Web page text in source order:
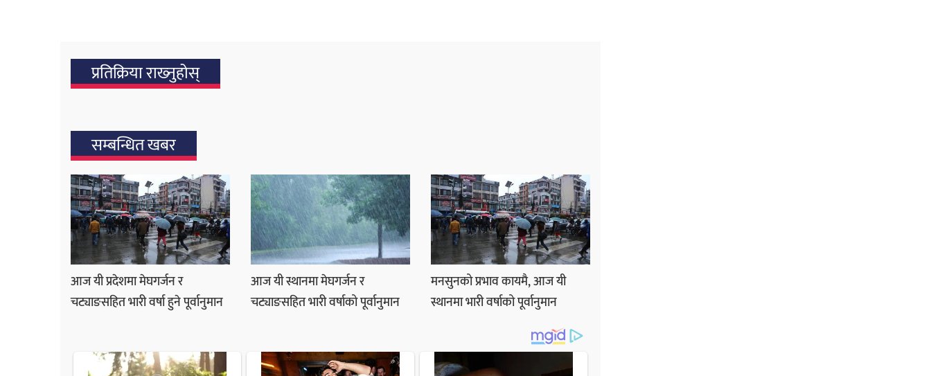
प्रतिक्रिया राख्‍नुहोस्
सम्बन्धित खबर
आज यी प्रदेशमा मेघगर्जन र
चट्याङसहित भारी वर्षा हुने पूर्वानुमान
आज यी स्थानमा मेघगर्जन र
चट्याङसहित भारी वर्षाको पूर्वानुमान
मनसुनको प्रभाव कायमै, आज यी
स्थानमा भारी वर्षाको पूर्वानुमान